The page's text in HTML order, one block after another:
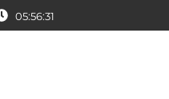
05:56:32